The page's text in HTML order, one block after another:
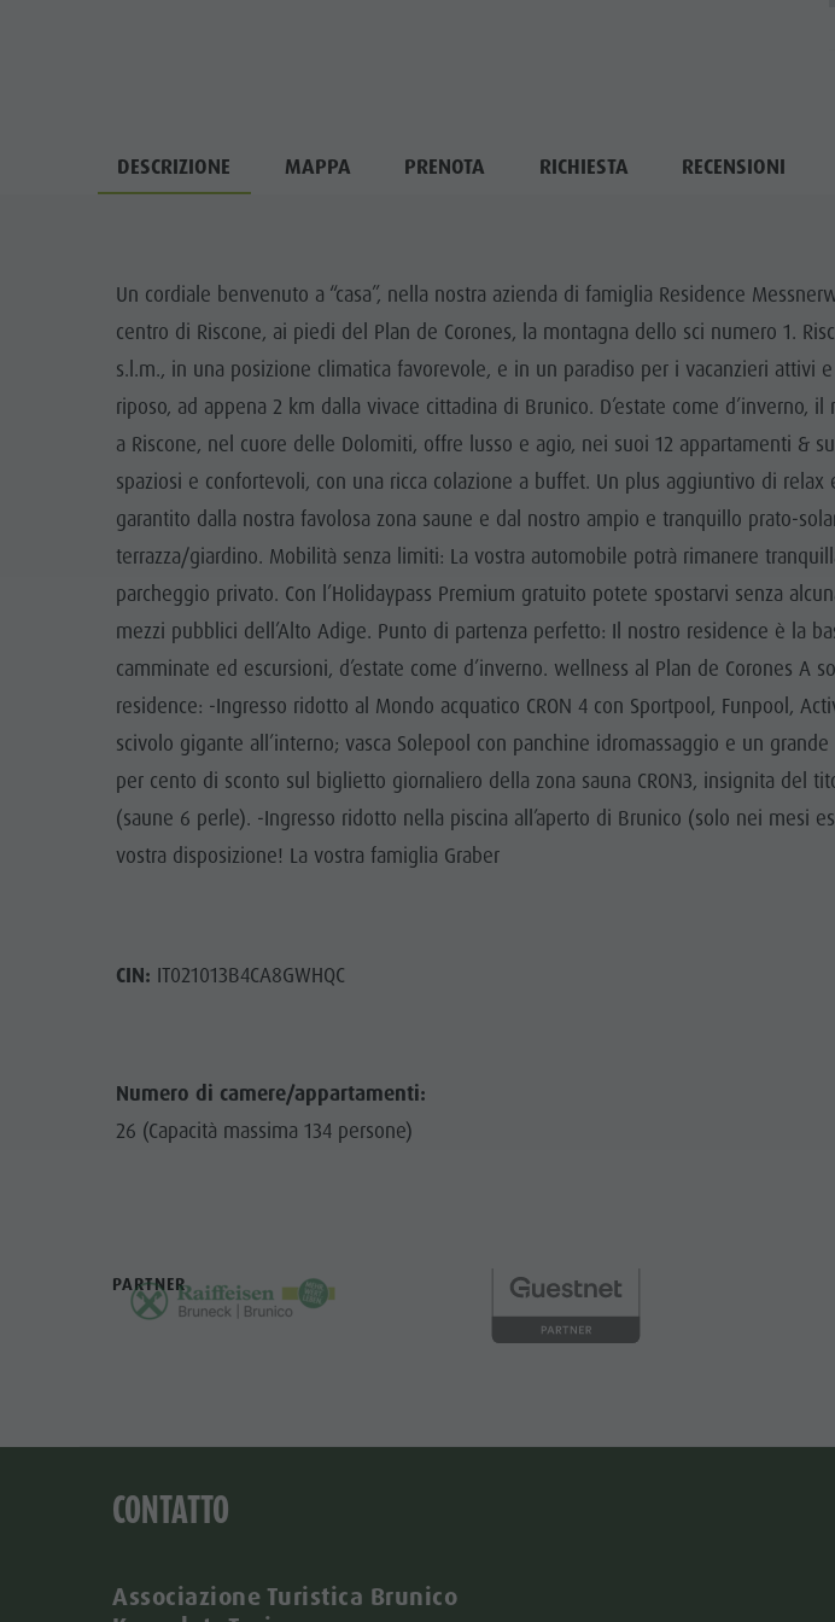
DESCRIZIONE MAPPA PRENOTA RICHIESTA RECENSIONI
Un cordiale benvenuto a “casa”, nella nostra azienda di famiglia Residence
centro di Riscone, ai piedi del Plan de Corones, la montagna dello sci numero 1.
s.l.m., in una posizione climatica favorevole, e in un paradiso per i vacanzieri attivi
riposo, ad appena 2 km dalla vivace cittadina di Brunico. D’estate come d’inverno, il
a Riscone, nel cuore delle Dolomiti, offre lusso e agio, nei suoi 12 appartamenti &
spaziosi e confortevoli, con una ricca colazione a buffet. Un plus aggiuntivo di relax
garantito dalla nostra favolosa zona saune e dal nostro ampio e tranquillo prato-
terrazza/giardino. Mobilità senza limiti: La vostra automobile potrà rimanere
parcheggio privato. Con l’Holidaypass Premium gratuito potete spostarvi senza
mezzi pubblici dell’Alto Adige. Punto di partenza perfetto: Il nostro residence è la
camminate ed escursioni, d’estate come d’inverno. wellness al Plan de Corones A
residence: -Ingresso ridotto al Mondo acquatico CRON 4 con Sportpool, Funpool,
scivolo gigante all’interno; vasca Solepool con panchine idromassaggio e un grande
per cento di sconto sul biglietto giornaliero della zona sauna CRON3, insignita del
(saune 6 perle). -Ingresso ridotto nella piscina all’aperto di Brunico (solo nei mesi
vostra disposizione! La vostra famiglia Graber
CIN: IT021013B4CA8GWHQC
Numero di camere/appartamenti:
26 (Capacità massima 134 persone)
PARTNER
CONTATTO
Associazione Turistica Brunico